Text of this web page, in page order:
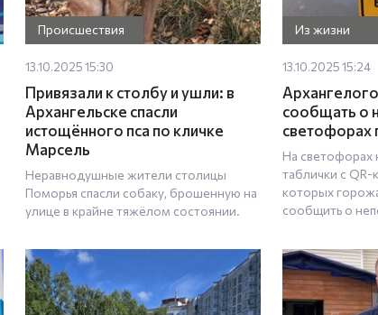
Происшествия
13.10.2025 15:30
Привязали к столбу и ушли: в
Архангельске спасли
истощённого пса по кличке
Марсель
Неравнодушные жители столицы
Поморья спасли собаку, брошенную на
улице в крайне тяжёлом состоянии.
Из жизни
13.10.2025 15:24
сообщать о
светофорах
На светофорах
таблички с
которых
сообщить о